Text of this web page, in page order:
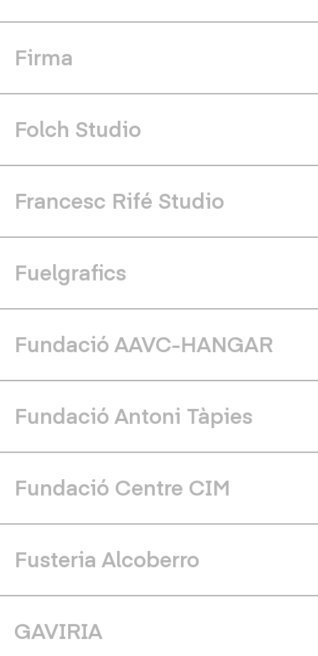
Firma
Folch Studio
Francesc Rifé Studio
Fuelgrafics
Fundació AAVC-HANGAR
Fundació Antoni Tàpies
Fundació Centre CIM
Fusteria Alcoberro
GAVIRIA